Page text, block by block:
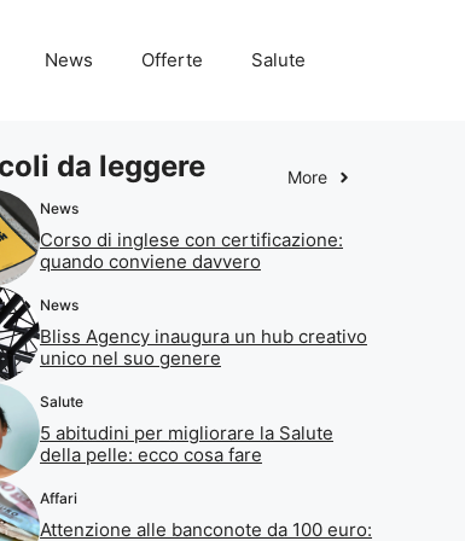
News Offerte Salute
da leggere More
News
Corso di inglese con certificazione:
quando conviene davvero
News
Bliss Agency inaugura un hub creativo
unico nel suo genere
Salute
5 abitudini per migliorare la Salute
della pelle: ecco cosa fare
Affari
Attenzione alle banconote da 100 euro: